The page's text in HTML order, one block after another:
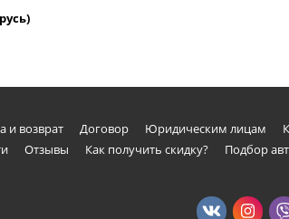
и возврат Договор Юридическим лицам
Отзывы Как получить скидку? Подбор